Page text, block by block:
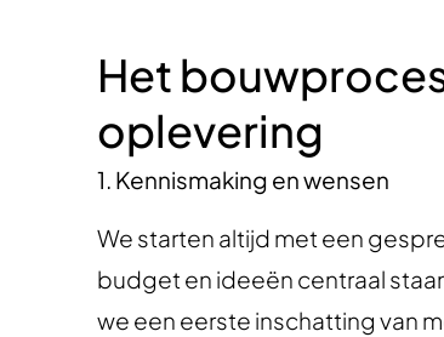
Het
oplevering
1. Kennismaking en wensen
We starten altijd met een
budget en ideeën centraal
we een eerste inschatting van